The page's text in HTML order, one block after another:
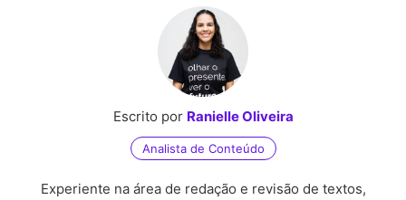
Escrito por Ranielle Oliveira
Analista de Conteúdo
Experiente na área de redação e revisão de textos,